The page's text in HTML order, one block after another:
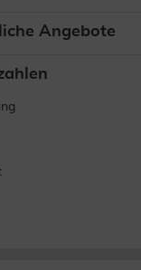
Angebote